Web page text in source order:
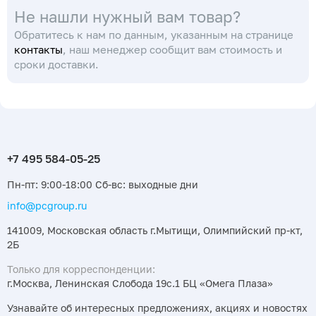
404 995) (Simax)
404 505) (Simax)
Не нашли нужный вам товар?
Обратитесь к нам по данным, указанным на странице
контакты, наш менеджер сообщит вам стоимость и
сроки доставки.
Пн-пт: 9:00-18:00 Сб-вс: выходные дни
info@pcgroup.ru
141009, Московская область г.Мытищи, Олимпийский пр-кт,
2Б
Только для корреспонденции:
г.Москва, Ленинская Слобода 19с.1 БЦ «Омега Плаза»
Узнавайте об интересных предложениях, акциях и новостях